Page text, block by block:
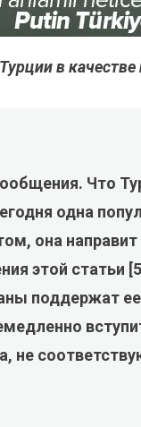
в качестве
Что
одна
она
этой статьи
поддержат
не